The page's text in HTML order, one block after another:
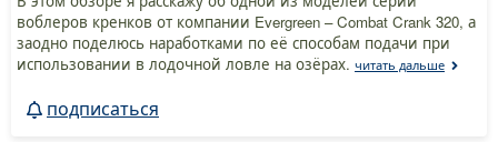
воблеров кренков от компании Evergreen – Combat Crank 320, а
заодно поделюсь наработками по её способам подачи при
использовании в лодочной ловле на озёрах. читать дальше
подписаться